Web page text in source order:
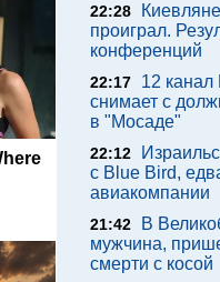
22:28
проиграл.
конференций
22:17
12
снимает с
в "Мосаде"
22:12
с Blue Bird,
авиакомпании
21:42
В
мужчина,
смерти с косой